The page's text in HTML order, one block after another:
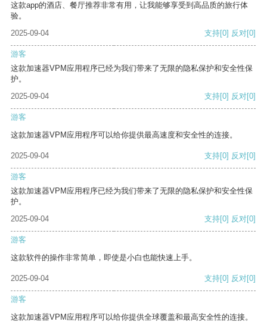
这款app的酒店、餐厅推荐非常有用，让我能够享受到高品质的旅行体
验。
2025-09-04
支持[0] 反对[0]
游客
这款加速器VPM应用程序已经为我们带来了无限的隐私保护和安全性保
护。
2025-09-04
支持[0] 反对[0]
游客
这款加速器VPM应用程序可以给你提供最高速度和安全性的连接。
2025-09-04 支持[0] 反对[0]
游客
这款加速器VPM应用程序已经为我们带来了无限的隐私保护和安全性保
护。
2025-09-04
支持[0] 反对[0]
游客
这款软件的操作非常简单，即使是小白也能快速上手。
2025-09-04 支持[0] 反对[0]
游客
这款加速器VPM应用程序可以给你提供全球覆盖和最高安全性的连接。